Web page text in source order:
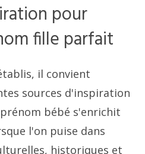
pour
fille parfait
il convient
sources d'inspiration
bébé s'enrichit
l'on puise dans
historiques et